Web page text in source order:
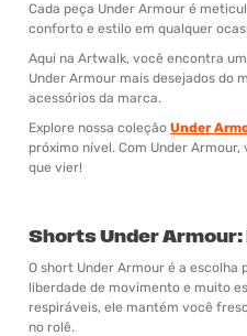
Cada peça Under Armour é
conforto e estilo em qualquer
Aqui na Artwalk, você encontra
Under Armour mais desejados do
acessórios da marca.
Explore nossa coleção Under
próximo nível. Com Under
que vier!
Shorts Under Armour:
O short Under Armour é a escolha
liberdade de movimento e muito
respiráveis, ele mantém você
no rolê.